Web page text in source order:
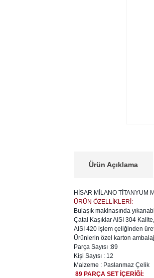
Ürün Açıklama
HİSAR MİLANO TİTANYUM
ÜRÜN ÖZELLİKLERİ:
Bulaşık makinasında
Çatal Kaşıklar AISI 304
AISI 420 işlem çeliğinden
Ürünlerin özel karton
Parça Sayısı :89
Kişi Sayısı : 12
Malzeme : Paslanmaz Çelik
89 PARÇA SET İÇERİĞİ: